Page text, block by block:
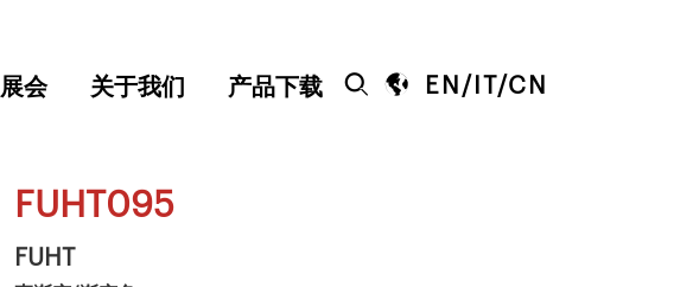
展会 关于我们 产品下载   EN / /CN
FUHT095
FUHT